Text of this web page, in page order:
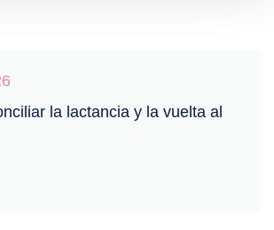
la lactancia y la vuelta al